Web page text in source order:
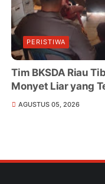
PERISTIWA
Tim BKSDA Riau
Monyet Liar yang
AGUSTUS 05, 2026